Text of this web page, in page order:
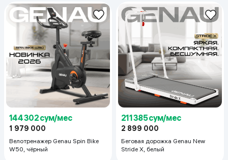
144 302 сум/мес
1 979 000
Велотренажер Genau Spin Bike
W50, чёрный
211 385 сум/мес
2 899 000
Беговая дорожка Genau New
Stride X, белый